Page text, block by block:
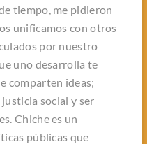
tiempo, me pidieron
unificamos con otros
por nuestro
uno desarrolla te
comparten ideas;
social y ser
Chiche es un
públicas que